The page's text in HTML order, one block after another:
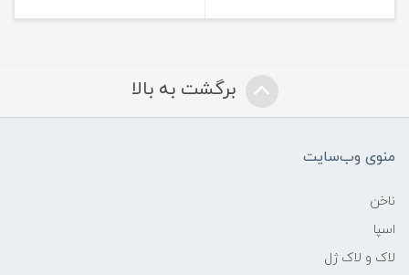
برگشت به بالا
منوی وب‌سایت
ناخن
اسپا
لاک و لاک ژل